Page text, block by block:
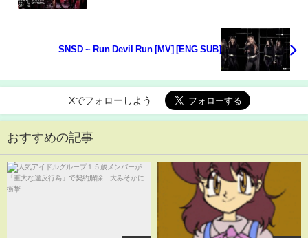
SNSD ~ Run Devil Run [MV] [ENG SUB]
Xでフォローしよう
おすすめの記事